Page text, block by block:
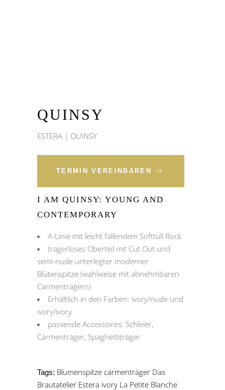
QUINSY
ESTERA | QUINSY
TERMIN VEREINBAREN
I AM QUINSY: YOUNG AND
CONTEMPORARY
A-Linie mit leicht fallendem Softtüll Rock
trägerloses Oberteil mit Cut Out und
semi-nude unterlegter moderner
Blütenspitze (wahlweise mit abnehmbaren
Carmenträgern)
Erhältlich in den Farben: ivory/nude und
ivory/ivory
passende Accessoires: Schleier,
Carmenträger, Spaghettiträger
Tags: Blumenspitze carmenträger Das
Brautatelier Estera ivory La Petite Blanche